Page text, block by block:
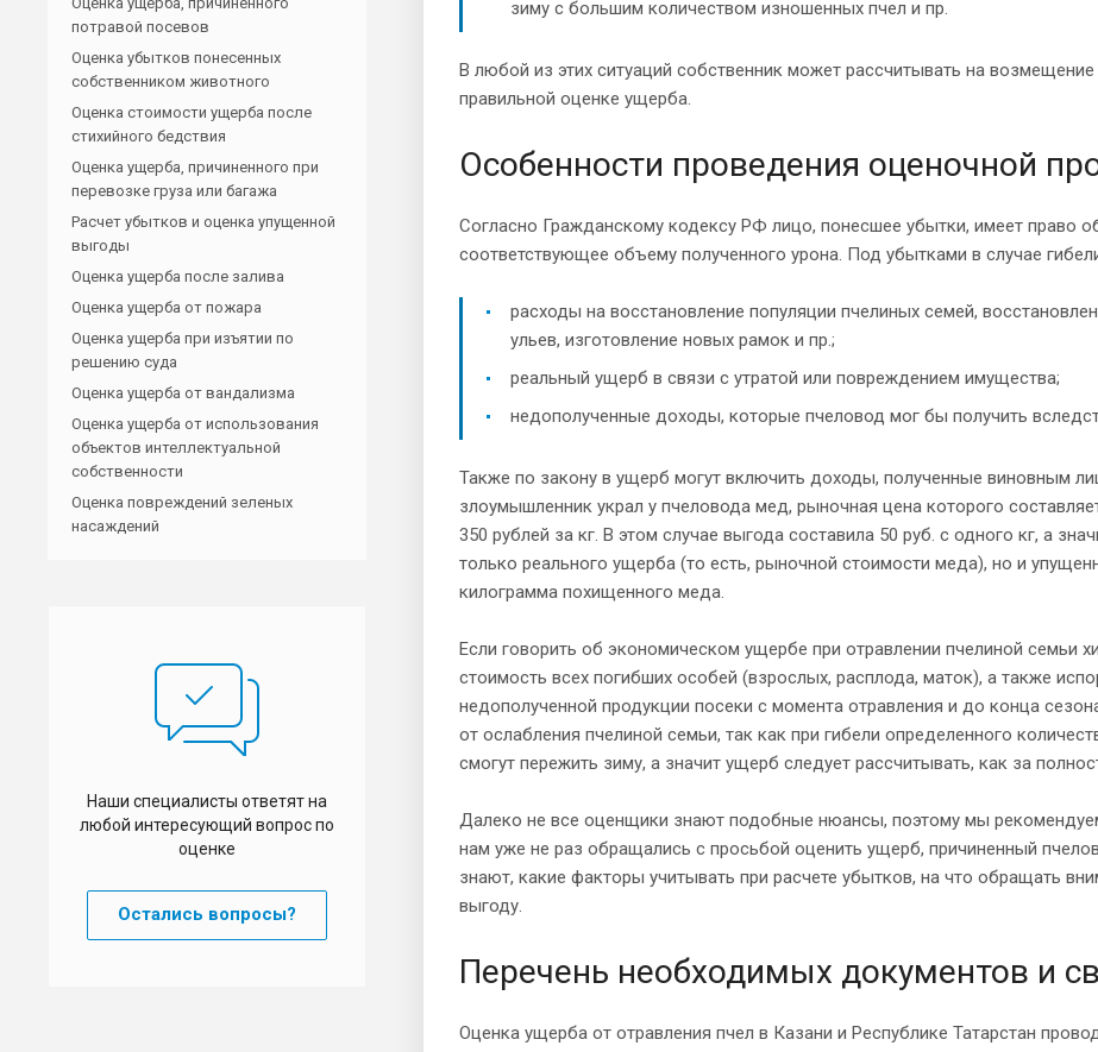
зиму с большим количеством изношенных пчел и пр.
В любой из этих ситуаций собственник может рассчитывать на
правильной оценке ущерба.
Особенности проведения оценочной
Согласно Гражданскому кодексу РФ лицо, понесшее убытки, имеет право
соответствующее объему полученного урона. Под убытками в случае
расходы на восстановление популяции пчелиных семей,
ульев, изготовление новых рамок и пр.;
реальный ущерб в связи с утратой или повреждением имущества;
недополученные доходы, которые пчеловод мог бы получить
Также по закону в ущерб могут включить доходы, полученные виновным
злоумышленник украл у пчеловода мед, рыночная цена которого
350 рублей за кг. В этом случае выгода составила 50 руб. с одного кг, а
только реального ущерба (то есть, рыночной стоимости меда), но и
килограмма похищенного меда.
Если говорить об экономическом ущербе при отравлении пчелиной семьи
стоимость всех погибших особей (взрослых, расплода, маток), а также
недополученной продукции посеки с момента отравления и до конца
от ослабления пчелиной семьи, так как при гибели определенного
смогут пережить зиму, а значит ущерб следует рассчитывать, как за
Далеко не все оценщики знают подобные нюансы, поэтому мы
нам уже не раз обращались с просьбой оценить ущерб, причиненный
знают, какие факторы учитывать при расчете убытков, на что обращать
выгоду.
Перечень необходимых документов и
Оценка ущерба от отравления пчел в Казани и Республике Татарстан
потравой посевов
Оценка убытков понесенных
собственником животного
Оценка стоимости ущерба после
стихийного бедствия
Оценка ущерба, причиненного при
перевозке груза или багажа
Расчет убытков и оценка упущенной
выгоды
Оценка ущерба после залива
Оценка ущерба от пожара
Оценка ущерба при изъятии по
решению суда
Оценка ущерба от вандализма
Оценка ущерба от использования
объектов интеллектуальной
собственности
Оценка повреждений зеленых
насаждений
Наши специалисты ответят на
любой интересующий вопрос по
оценке
Остались вопросы?